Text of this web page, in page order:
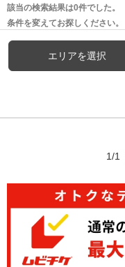
該当の検索結果は0件でした。
条件を変えてお探しください。
エリアを選択
1/1